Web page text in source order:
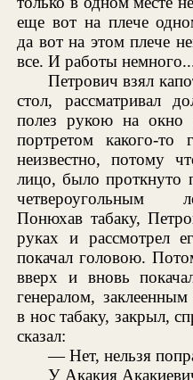
еще вот на плече
да вот на этом плече
все. И работы
Петрович взял
стол, рассматривал
полез рукою на окно
портретом какого-то
неизвестно, потому
лицо, было проткнуто
четвероугольным
Понюхав табаку,
руках и рассмотрел
покачал головою.
вверх и вновь
генералом,
в нос табаку, закрыл,
сказал:
— Нет, нельзя
У Акакия